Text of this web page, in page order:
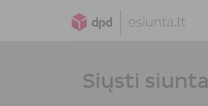
Siųsti siunta